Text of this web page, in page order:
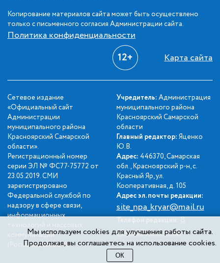
Копирование материалов сайта может быть осуществлено
только с письменного согласия Администрации сайта.
Политика конфиденциальности
12+ Карта сайта
Сетевое издание
«Официальный сайт
Администрации
муниципального района
Красноярский Самарской
области».
Регистрационный номер
серии ЭЛ № ФС77-75772 от
23.05.2019. СМИ
зарегистрировано
Федеральной службой по
надзору в сфере связи,
информационных
технологий и массовых
коммуникаций
(Роскомнадзором).
Учредитель: Администрация
муниципального района
Красноярский Самарской
области
Главный редактор: Яценко
Ю.В.
Адрес: 446370, Самарская
обл., Красноярский р-н, с.
Красный Яр, ул.
Кооперативная, д. 105
Адрес эл. почты редакции:
site_npa_kryar@mail.ru
Телефон редакции: 8
(84657) 2-34-42
Мы используем cookies для улучшения работы сайта.
Продолжая, вы соглашаетесь на использование cookies.
ОК